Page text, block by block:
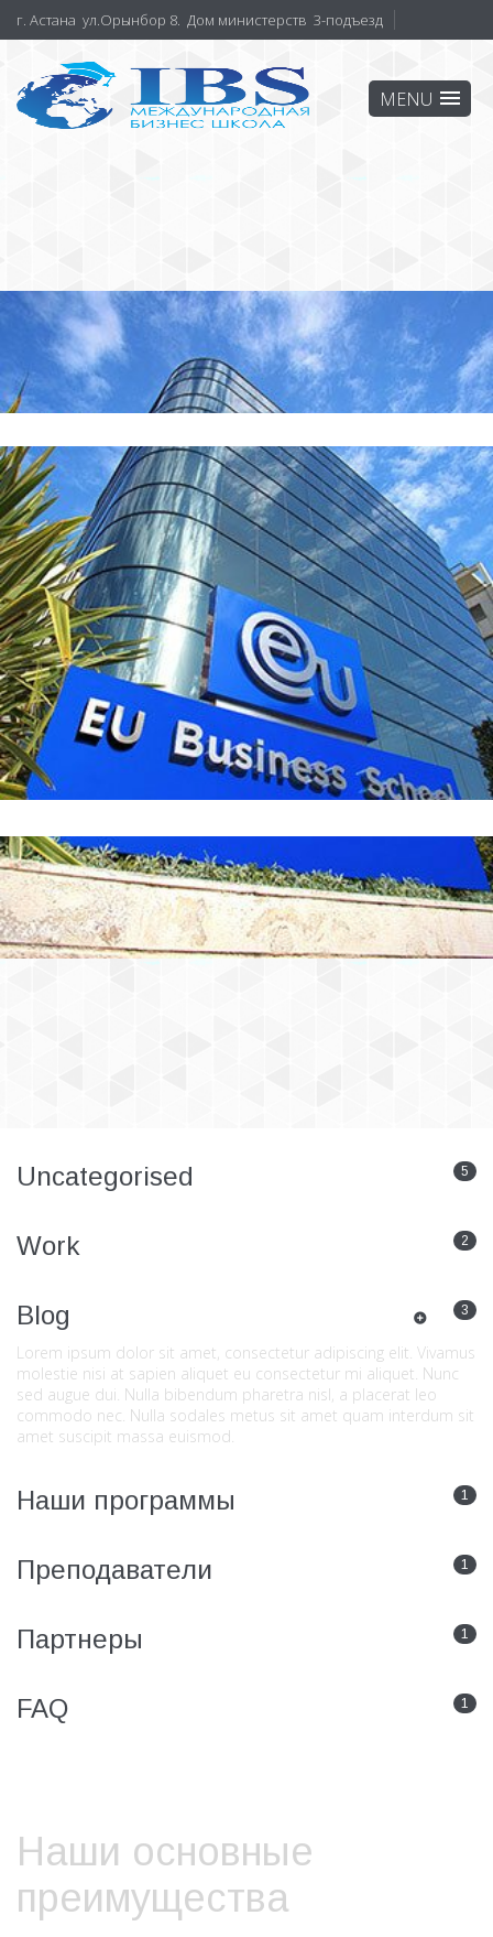
О НАС
Наши программы
Преподаватели
г. Астана ул.Орынбор 8. Дом министерств 3-подъезд
Uncategorised 5
Work 2
Blog 3
Lorem ipsum dolor sit amet, consectetur adipiscing elit. Vivamus
molestie nisi at sapien aliquet eu consectetur mi aliquet. Nunc
sed augue dui. Nulla bibendum pharetra nisl, a placerat leo
commodo nec. Nulla sodales metus sit amet quam interdum sit
amet suscipit massa euismod.
Наши программы 1
Преподаватели 1
Партнеры 1
FAQ 1
Наши основные
преимущества